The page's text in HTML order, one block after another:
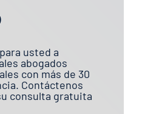
usted a
abogados
con más de 30
Contáctenos
consulta gratuita